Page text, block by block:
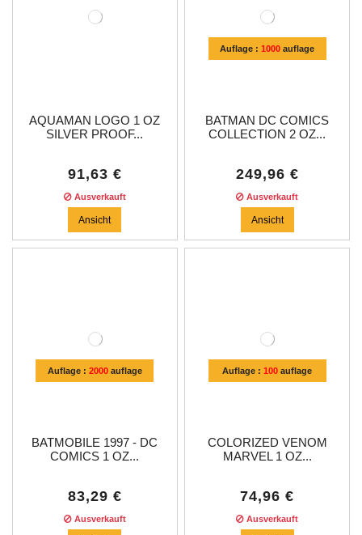
AQUAMAN LOGO 1 OZ
SILVER PROOF...
91,63 €
Ausverkauft
Ansicht
Auflage :1000 auflage
BATMAN DC COMICS
COLLECTION 2 OZ...
249,96 €
Ausverkauft
Ansicht
Auflage : 2000auflage
BATMOBILE 1997 - DC
COMICS 1 OZ...
83,29 €
Ausverkauft
Auflage :100 auflage
COLORIZED VENOM
MARVEL 1 OZ...
74,96 €
Ausverkauft